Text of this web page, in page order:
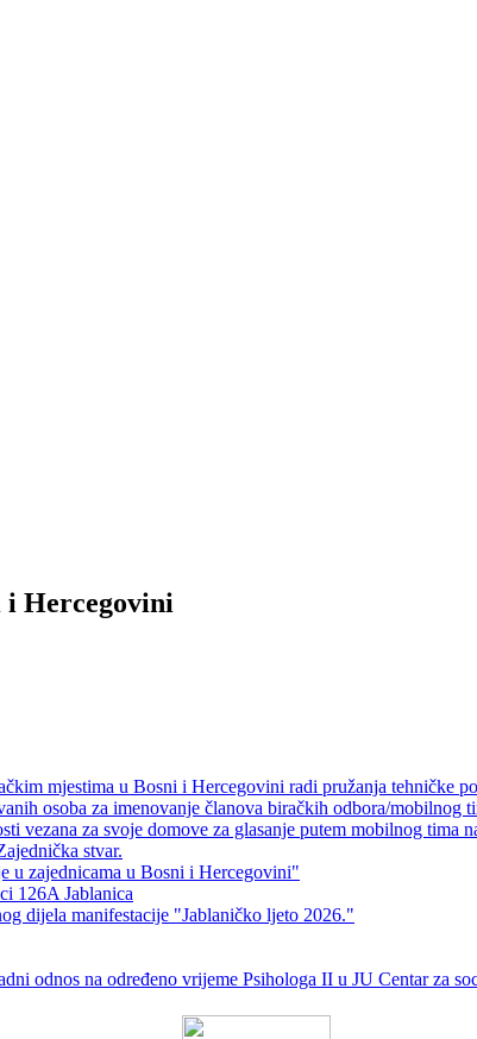
i Hercegovini
mjestima u Bosni i Hercegovini radi pružanja tehničke
osoba za imenovanje članova biračkih odbora/
vezana za svoje domove za glasanje putem mobilnog tima
stvar.
u zajednicama u Bosni i Hercegovini"
126A Jablanica
dijela manifestacije "Jablaničko ljeto 2026."
odnos na određeno vrijeme Psihologa II u JU Centar za